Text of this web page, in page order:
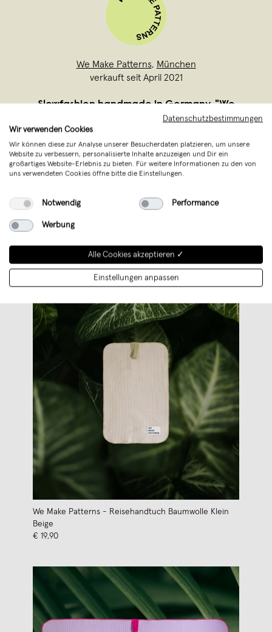
We Make Patterns, München
verkauft seit April 2021
Slowfashion handmade in Germany. "We
Make Patterns", das sind wir, Tini und
Christl, zwei Designerinnen aus München.
Wir sind auf die Herstellung einzigartiger
und hochwertiger textiler Lifestyle
spezialisie...
We Make Patterns - Reisehandtuch Baumwolle Klein
Beige
€ 19,90
Datenschutzbestimmungen
Wir verwenden Cookies
Wir können diese zur Analyse unserer Besucherdaten platzieren, um unsere
Website zu verbessern, personalisierte Inhalte anzuzeigen und Dir ein
großartiges Website-Erlebnis zu bieten. Für weitere Informationen zu den von
uns verwendeten Cookies öffne bitte die Einstellungen.
Notwendig Performance
Werbung
Alle Cookies akzeptieren ✓
Einstellungen anpassen